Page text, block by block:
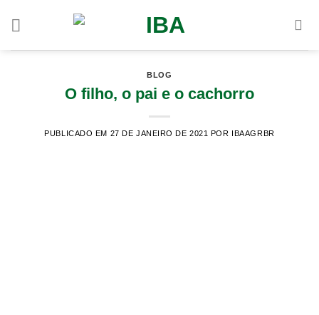
BLOG
O filho, o pai e o cachorro
PUBLICADO EM 27 DE JANEIRO DE 2021 POR IBAAGRBR